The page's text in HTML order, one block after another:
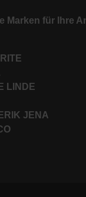
Marken für Ihre
LINDE
JENA